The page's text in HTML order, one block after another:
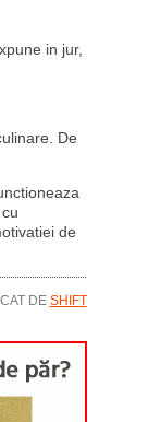
in jur,
De
de
DE SHIFT